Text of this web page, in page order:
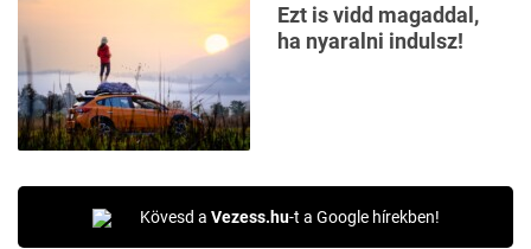
Ezt is vidd magaddal,
ha nyaralni indulsz!
Kövesd a Vezess.hu-t a Google hírekben!